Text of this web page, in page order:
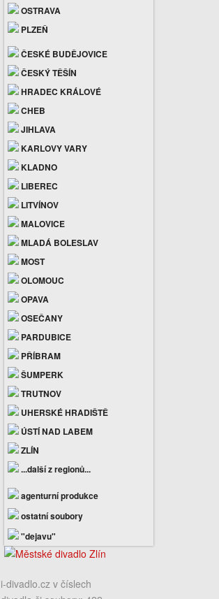
OSTRAVA
PLZEŇ
ČESKÉ BUDĚJOVICE
ČESKÝ TĚŠÍN
HRADEC KRÁLOVÉ
CHEB
JIHLAVA
KARLOVY VARY
KLADNO
LIBEREC
LITVÍNOV
MALOVICE
MLADÁ BOLESLAV
MOST
OLOMOUC
OPAVA
OSEČANY
PARDUBICE
PŘÍBRAM
ŠUMPERK
TRUTNOV
UHERSKÉ HRADIŠTĚ
ÚSTÍ NAD LABEM
ZLÍN
...další z regionů...
agenturní produkce
ostatní soubory
"dejavu"
i-divadlo.cz v číslech